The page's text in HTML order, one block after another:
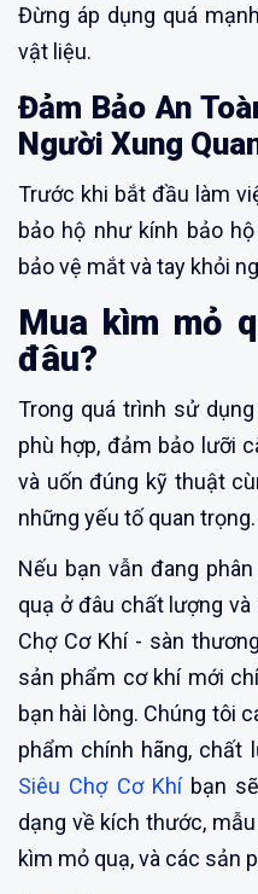
Đừng áp dụng quá
vật liệu.
Đảm Bảo An
Người Xung
Trước khi bắt đầu làm
bảo hộ như kính bảo
bảo vệ mắt và tay khỏi
Mua kìm mỏ
đâu?
Trong quá trình sử
phù hợp, đảm bảo lưỡi
và uốn đúng kỹ thuật
những yếu tố quan trọng.
Nếu bạn vẫn đang
quạ ở đâu chất lượng
Chợ Cơ Khí - sàn
sản phẩm cơ khí mới
bạn hài lòng. Chúng tôi
phẩm chính hãng, chất
Siêu Chợ Cơ Khíbạn
dạng về kích thước,
kìm mỏ quạ, và các sản